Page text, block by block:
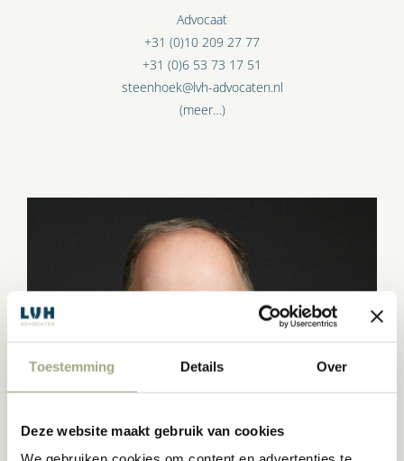
Toestemming Details Over
Deze website maakt gebruik van cookies
Advocaat
+31 (0)10 209 27 77
+31 (0)6 53 73 17 51
steenhoek@lvh-advocaten.nl
(meer…)